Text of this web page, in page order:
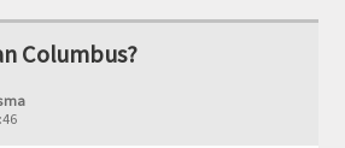
Columbus?